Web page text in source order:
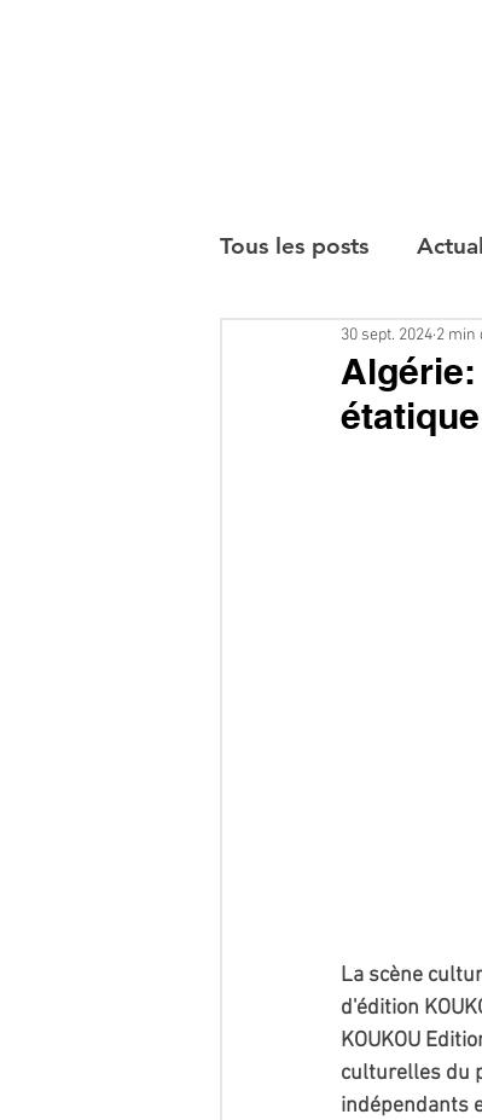
Tous les posts
Interviews30 sept. 2024 2 min
La scène
d'édition
KOUKOU
culturelles du
indépendants